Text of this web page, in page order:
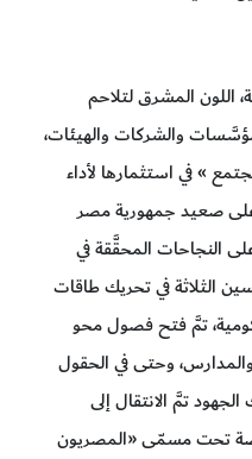
اللون المشرق لتلاحم
والشركات والهيئات،
» في استثمارها لأداء
على صعيد جمهورية مصر
النجاحات المحقَّقة في
الرئيسين الثلاثة في تحريك طاقات
تمَّ فتح فصول محو
وحتى في الحقول
تمَّ الانتقال إلى
تحت مسمّى «المصريون